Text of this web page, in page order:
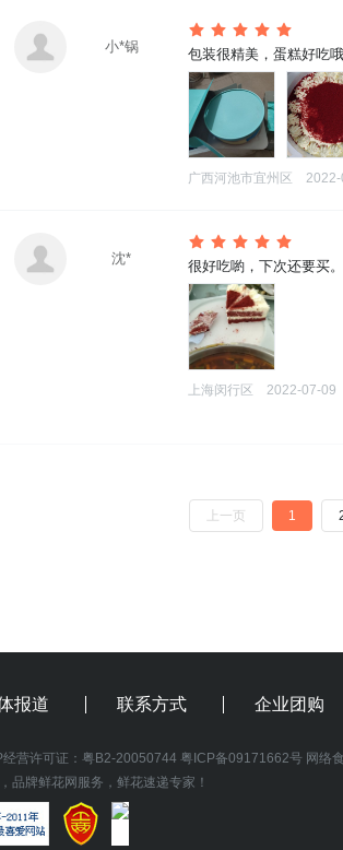
小*锅 包装很精美，蛋糕好吃哦
广西河池市宜州区
沈* 很好吃喲，下次还要买。
上海闵行区 2022-07-09
上一页 1
报道 联系方式 企业团购
经营许可证： 粤B2-20050744 粤ICP备09171662号 网络
品牌鲜花网服务，鲜花速递专家！